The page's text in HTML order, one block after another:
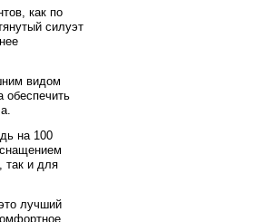
как по
силуэт
видом
обеспечить
на 100
так и для
лучший